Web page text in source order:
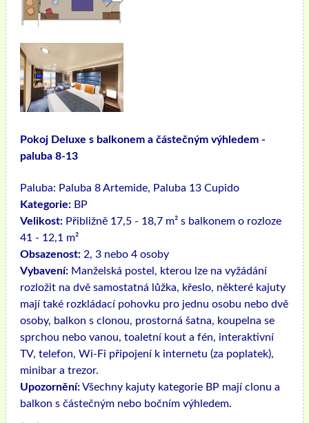
Pokoj Deluxe s balkonem a částečným výhledem -
paluba 8-13
Paluba: Paluba 8 Artemide, Paluba 13 Cupido
Kategorie: BP
Velikost: Přibližně 17,5 - 18,7 m² s balkonem o rozloze
41 - 12,1 m²
Obsazenost: 2, 3 nebo 4 osoby
Vybavení: Manželská postel, kterou lze na vyžádání
rozložit na dvě samostatná lůžka, křeslo, některé kajuty
mají také rozkládací pohovku pro jednu osobu nebo dvě
osoby, balkon s clonou, prostorná šatna, koupelna se
sprchou nebo vanou, toaletní kout a fén, interaktivní
TV, telefon, Wi-Fi připojení k internetu (za poplatek),
minibar a trezor.
Upozornění:Všechny kajuty kategorie BP mají clonu a
balkon s částečným nebo bočním výhledem.